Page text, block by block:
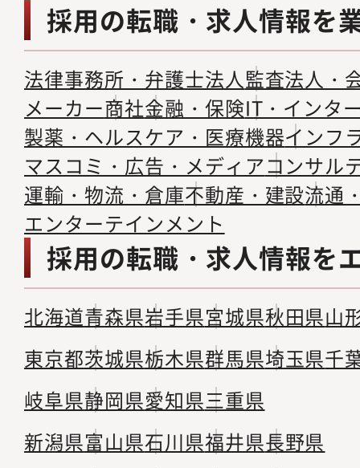
採用の転職・求人情報を
法律事務所・弁護士法人監査法人・
メーカー商社金融・保険IT・インタ
製薬・ヘルスケア・医療機器インフ
マスコミ・広告・メディアコンサル
運輸・物流・倉庫不動産・建設流通
エンターテインメント
採用の転職・求人情報を
北海道青森県岩手県宮城県秋田県山
東京都茨城県栃木県群馬県埼玉県千
岐阜県静岡県愛知県三重県
新潟県富山県石川県福井県長野県